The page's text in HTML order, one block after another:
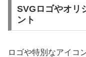
SVGロゴやオリ
ント
ロゴや特別なアイコ